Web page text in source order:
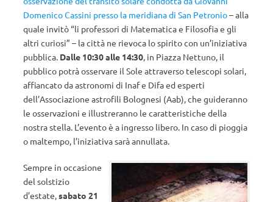
Domenico Cassini presso la meridiana di San Petronio– alla
quale invitò “li professori di Matematica e Filosofia e gli
altri curiosi” – la città ne rievoca lo spirito con un’iniziativa
pubblica. Dalle 10:30 alle 14:30, in Piazza Nettuno, il
pubblico potrà osservare il Sole attraverso telescopi solari,
affiancato da astronomi di Inaf e Difa ed esperti
dell’Associazione astrofili Bolognesi (Aab), che guideranno
le osservazioni e illustreranno le caratteristiche della
nostra stella. L’evento è a ingresso libero. In caso di pioggia
o maltempo, l’iniziativa sarà annullata.
Sempre in occasione
del solstizio
d’estate,sabato 21